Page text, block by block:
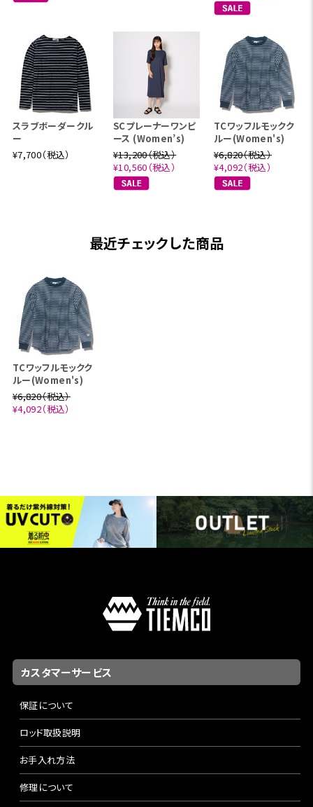
スラブボーダークル
ー
¥7,700（税込）
SCプレーナーワンピ
ース (Women’s)
¥13,200（税込）
¥10,560（税込）
TCワッフルモックク
ルー(Women's)
¥6,820（税込）
¥4,092（税込）
最近チェックした商品
TCワッフルモックク
ルー(Women's)
¥6,820（税込）
¥4,092（税込）
カスタマーサービス
保証について
ロッド取扱説明
お手入れ方法
修理について